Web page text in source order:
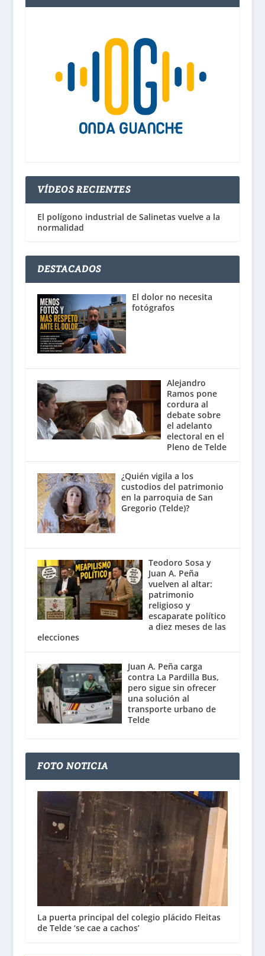
VÍDEOS RECIENTES
El polígono industrial de Salinetas vuelve a la
normalidad
DESTACADOS
El dolor no necesita
fotógrafos
Alejandro
Ramos pone
cordura al
debate sobre
el adelanto
electoral en el
Pleno de Telde
¿Quién vigila a los
custodios del patrimonio
en la parroquia de San
Gregorio (Telde)?
Teodoro Sosa y
Juan A. Peña
vuelven al altar:
patrimonio
religioso y
escaparate político
a diez meses de las
elecciones
Juan A. Peña carga
contra La Pardilla Bus,
pero sigue sin ofrecer
una solución al
transporte urbano de
Telde
FOTO NOTICIA
La puerta principal del colegio plácido Fleitas
de Telde ‘se cae a cachos’